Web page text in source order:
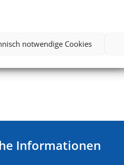
notwendige Cookies
Informationen